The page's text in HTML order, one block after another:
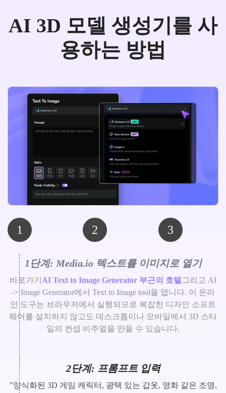
AI 3D 모델 생성기를 사
용하는 방법
1 2 3
1단계: Media.io 텍스트를 이미지로 열기
바로가기 AI Text to Image Generator 부근의 호텔 그리고 AI
-> Image Generator에서 Text to Image tool을 엽니다. 이 온라
인 도구는 브라우저에서 실행되므로 복잡한 디자인 소프트
웨어를 설치하지 않고도 데스크톱이나 모바일에서 3D 스타
일의 컨셉 비주얼을 만들 수 있습니다.
2단계: 프롬프트 입력
"양식화된 3D 게임 캐릭터, 광택 있는 갑옷, 영화 같은 조명,